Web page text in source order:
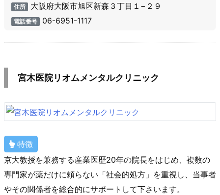
住所 大阪府大阪市旭区新森３丁目１−２９
電話番号 06-6951-1117
宮木医院リオムメンタルクリニック
特徴
京大教授を兼務する産業医歴20年の院長をはじめ、複数の
専門家が薬だけに頼らない「社会的処方」を重視し、当事者
やその関係者を総合的にサポートして下さいます。